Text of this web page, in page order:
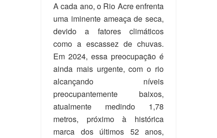
A cada ano, o Rio Acre enfrenta
uma iminente ameaça de seca,
devido a fatores climáticos
como a escassez de chuvas.
Em 2024, essa preocupação é
ainda mais urgente, com o rio
alcançando níveis
preocupantemente baixos,
atualmente medindo 1,78
metros, próximo à histórica
marca dos últimos 52 anos,